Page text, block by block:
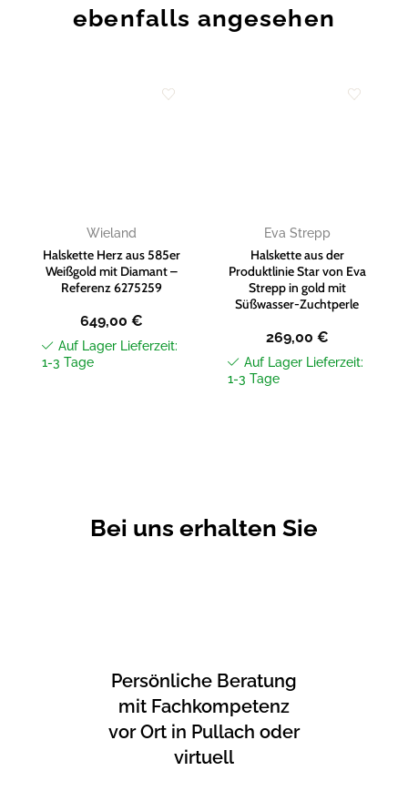
ebenfalls angesehen
Wieland
Halskette Herz aus 585er
Weißgold mit Diamant –
Referenz 6275259
649,00 €
Auf Lager Lieferzeit:
1-3 Tage
Eva Strepp
Halskette aus der
Produktlinie Star von Eva
Strepp in gold mit
Süßwasser-Zuchtperle
269,00 €
Auf Lager Lieferzeit:
1-3 Tage
Bei uns erhalten Sie
Persönliche Beratung
mit Fachkompetenz
vor Ort in Pullach oder
virtuell